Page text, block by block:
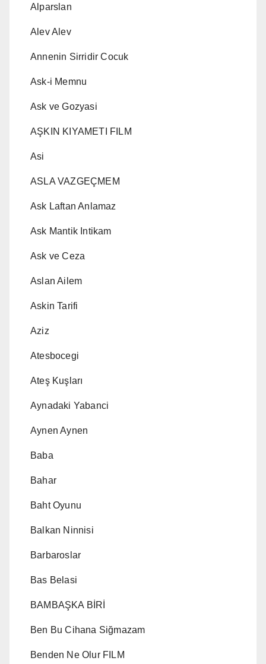
Alparslan
Alev Alev
Annenin Sirridir Cocuk
Ask-i Memnu
Ask ve Gozyasi
AŞKIN KIYAMETI FILM
Asi
ASLA VAZGEÇMEM
Ask Laftan Anlamaz
Ask Mantik Intikam
Ask ve Ceza
Aslan Ailem
Askin Tarifi
Aziz
Atesbocegi
Ateş Kuşları
Aynadaki Yabanci
Aynen Aynen
Baba
Bahar
Baht Oyunu
Balkan Ninnisi
Barbaroslar
Bas Belasi
BAMBAŞKA BİRİ
Ben Bu Cihana Siğmazam
Benden Ne Olur FILM